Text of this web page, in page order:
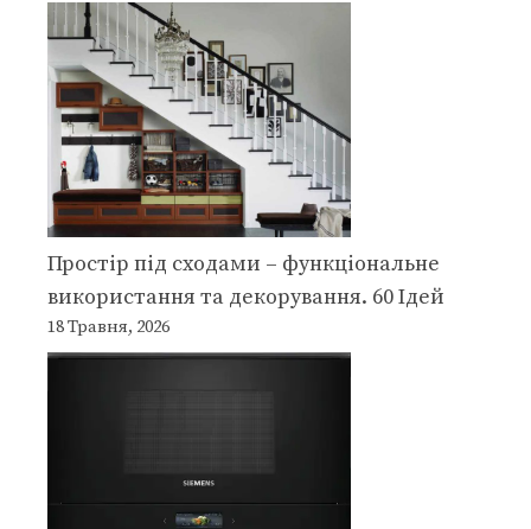
Простір під сходами – функціональне
використання та декорування. 60 Ідей
18 Травня, 2026